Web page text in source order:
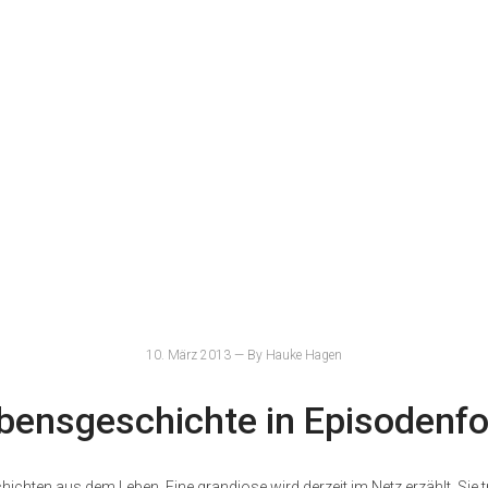
10. März 2013 — By Hauke Hagen
in